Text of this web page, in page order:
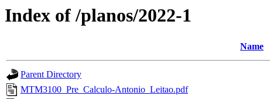
Index of /planos/2022-1
Name
Parent Directory
MTM3100_Pre_Calculo-Antonio_Leitao.pdf